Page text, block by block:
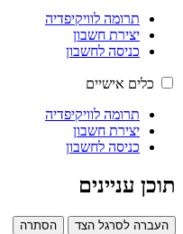
תרומה לוויקיפדיה
יצירת חשבון
כניסה לחשבון
כלים אישיים
תרומה לוויקיפדיה
יצירת חשבון
כניסה לחשבון
תוכן עניינים
העברה לסרגל הצד הסתרה